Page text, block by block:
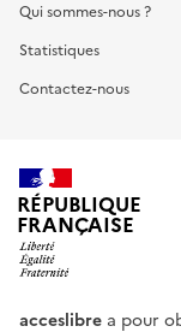
Qui sommes-nous ?
Statistiques
Contactez-nous
RÉPUBLIQUE
FRANÇAISE
acceslibre a pour